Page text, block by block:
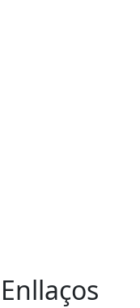
Enllaços